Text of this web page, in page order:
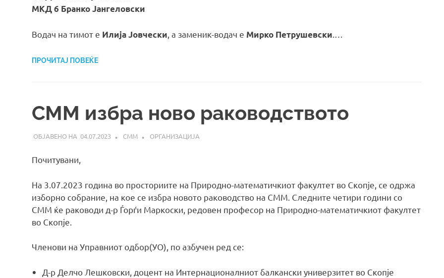
МКД 6 Бранко Јангеловски
Водач на тимот е Илија Јовчески , а заменик-водач е Мирко Петрушевски
ПРОЧИТАЈ ПОВЕЌЕ
СММ избра ново раководството
04.07.2023 СММ ОРГАНИЗАЦИЈА
Почитувани,
На 3.07.2023 година во просториите на Природно-математичкиот факултет во Скопје, се одржа
изборно собрание, на кое се избра новото раководство на СММ. Следните четири години со
СММ ќе раководи д-р Ѓорѓи Маркоски, редовен професор на Природно-математичкиот факултет
во Скопје.
Членови на Управниот одбор(УО), по азбучен ред се:
Д-р Делчо Лешковски, доцент на Интернационалниот балкански универзитет во Скопје